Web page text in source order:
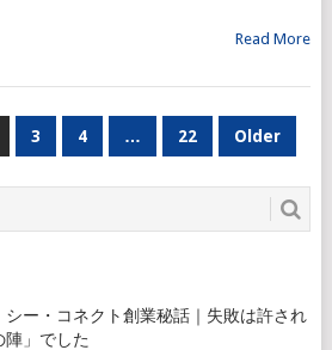
Read More
3 4 … 22 Older
シー・コネクト創業秘話｜失敗は許され
陣」でした